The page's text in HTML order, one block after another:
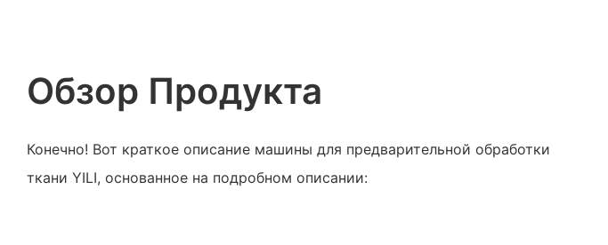
Обзор Продукта
Конечно! Вот краткое описание машины для предварительной обработки
ткани YILI, основанное на подробном описании: